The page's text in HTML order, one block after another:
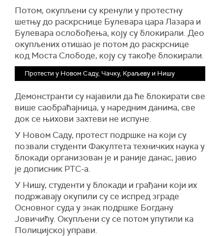
Потом, окупљени су кренули у протестну
шетњу до раскрснице Булевара цара Лазара и
Булевара ослобођења, коју су блокирали. Део
окупљених отишао је потом до раскрснице
код Моста Слободе, коју су такође блокирали.
Протести у Новом Саду, Чачку, Краљеву и Нишу
Демонстранти су најавили да ће блокирати све
више саобраћајница, у наредним данима, све
док се њихови захтеви не испуне.
У Новом Саду, протест подршке на који су
позвали студенти Факултета техничких наука у
блокади организован је и раније данас, јавио
је дописник РТС-а.
У Нишу, студенти у блокади и грађани који их
подржавају окупили су се испред зграде
Основног суда у знак подршке Богдану
Јовичићу. Окупљени су се потом упутили ка
Полицијској управи.